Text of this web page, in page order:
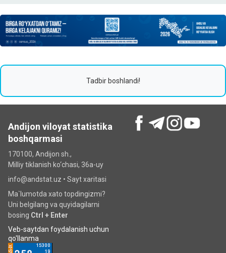
Tadbir boshlandi!
Andijon viloyat statistika
boshqarmasi
170100, Andijon sh.,
Milliy tiklanish ko‘chаsi, 36a-uy
info@andstat.uz • Sayt xaritasi
Ma`lumotda xato topdingizmi?
Uni belgilang va quyidagilarni
bosing Ctrl + Enter
Veb-saytdan foydalanish uchun
qo'llanma